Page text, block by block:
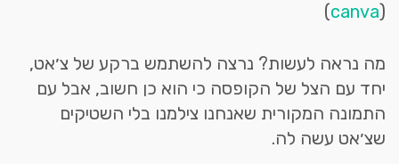
(
canva
)
מה נראה לעשות? נרצה להשתמש ברקע של צ׳אט,
יחד עם הצל של הקופסה כי הוא כן חשוב, אבל עם
התמונה המקורית שאנחנו צילמנו בלי השטיקים
שצ׳אט עשה לה.